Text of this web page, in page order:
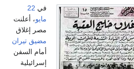
في 22
مايو، أعلنت
مصر إغلاق
مضيق تيران
أمام السفن
إسرائيلية